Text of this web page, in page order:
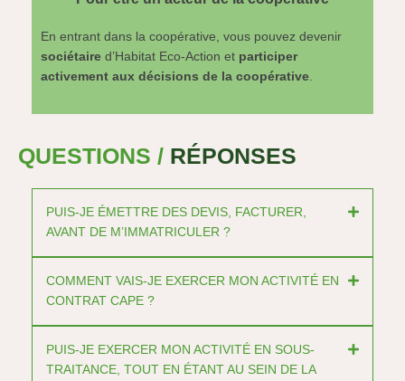
En entrant dans la coopérative, vous pouvez devenir
sociétaire d’Habitat Eco-Action et participer
activement aux décisions de la coopérative
QUESTIONS / RÉPONSES
PUIS-JE ÉMETTRE DES DEVIS, FACTURER,
AVANT DE M’IMMATRICULER ?
COMMENT VAIS-JE EXERCER MON ACTIVITÉ EN
CONTRAT CAPE ?
PUIS-JE EXERCER MON ACTIVITÉ EN SOUS-
TRAITANCE, TOUT EN ÉTANT AU SEIN DE LA